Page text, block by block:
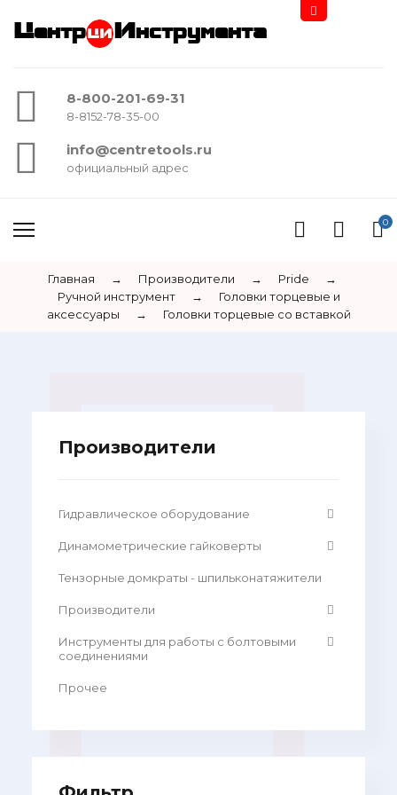
Центр Инструмента
8-800-201-69-31
8-8152-78-35-00
info@centretools.ru
официальный адрес
0
Главная → Производители → Pride
→
Ручной инструмент
→
Головки торцевые и
аксессуары
→ Головки торцевые со вставкой
Производители
Гидравлическое оборудование
Динамометрические гайковерты
Тензорные домкраты - шпильконатяжители
Производители
Инструменты для работы с болтовыми
соединениями
Прочее